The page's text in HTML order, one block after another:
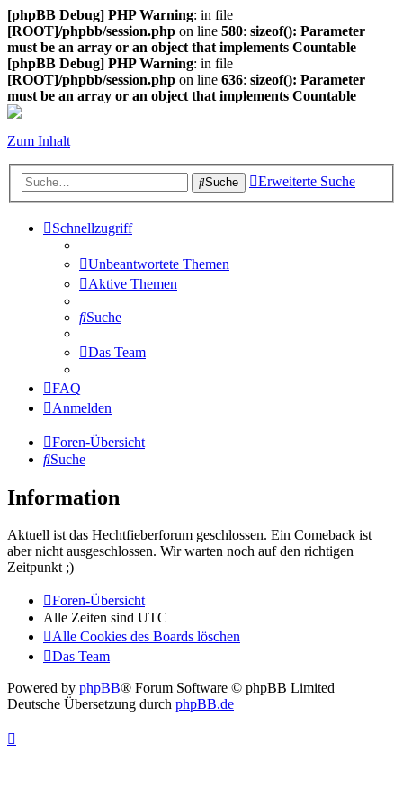
[phpBB Debug] PHP Warning: in file
[ROOT]/phpbb/session.php on line 580: sizeof(): Parameter
must be an array or an object that implements Countable
[phpBB Debug] PHP Warning: in file
[ROOT]/phpbb/session.php on line 636: sizeof(): Parameter
must be an array or an object that implements Countable
Zum Inhalt
Suche Erweiterte Suche
Schnellzugriff
Unbeantwortete Themen
Aktive Themen
Suche
Das Team
FAQ
Anmelden
Foren-Übersicht
Suche
Information
Aktuell ist das Hechtfieberforum geschlossen. Ein Comeback ist
aber nicht ausgeschlossen. Wir warten noch auf den richtigen
Zeitpunkt ;)
Foren-Übersicht
Alle Zeiten sind UTC
Alle Cookies des Boards löschen
Das Team
Powered by phpBB® Forum Software © phpBB Limited
Deutsche Übersetzung durch phpBB.de